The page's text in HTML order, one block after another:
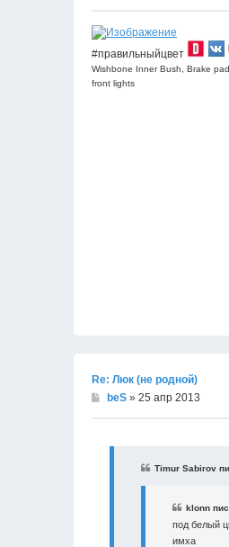
#правильныйцвет
Wishbone Inner Bush, Brake
front lights
Re: Люк (не родной)
beS » 25 апр 2013
Timur Sabirov
klonn
под белый
имха